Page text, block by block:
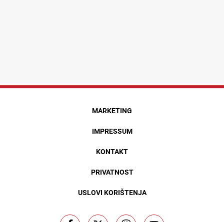
MARKETING
IMPRESSUM
KONTAKT
PRIVATNOST
USLOVI KORIŠTENJA